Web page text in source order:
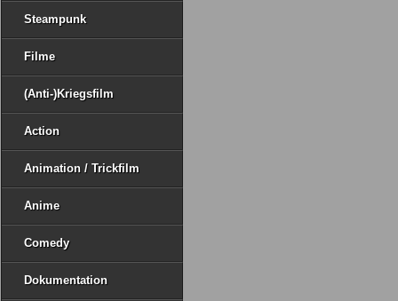
Steampunk
Filme
(Anti-)Kriegsfilm
Action
Animation / Trickfilm
Anime
Comedy
Dokumentation